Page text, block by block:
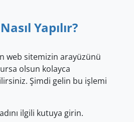
Yapılır?
web sitemizin arayüzünü
olsun kolayca
Şimdi gelin bu işlemi
ilgili kutuya girin.